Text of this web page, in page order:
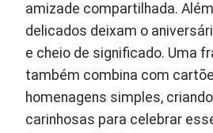
amizade compartilhada.
delicados deixam o
e cheio de significado. Uma
também combina com
homenagens simples,
carinhosas para celebrar